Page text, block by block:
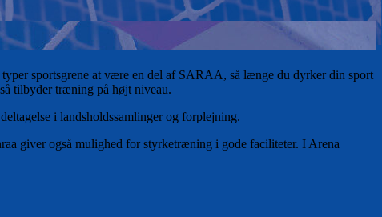
sportsgrene at være en del af SARAA, så længe du dyrker din sport
tilbyder træning på højt niveau.
i landsholdssamlinger og forplejning.
giver også mulighed for styrketræning i gode faciliteter. I Arena